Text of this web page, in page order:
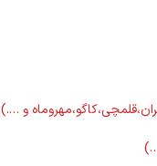
و ….)